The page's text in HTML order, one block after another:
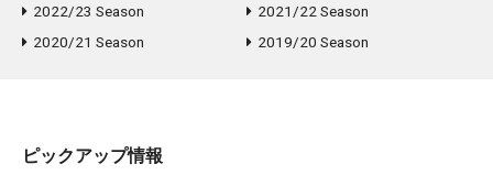
2022/23 Season
2021/22 Season
2020/21 Season
2019/20 Season
ピックアップ情報